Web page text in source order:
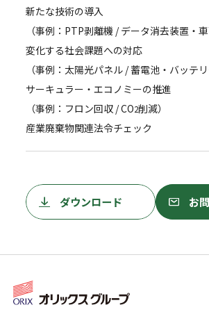
新たな技術の導入
（事例：PTP剥離機 / データ消去装置・車
変化する社会課題への対応
（事例：太陽光パネル / 蓄電池・バッテリ
サーキュラー・エコノミーの推進
（事例：フロン回収 / CO2削減）
産業廃棄物関連法令チェック
ダウンロード
ダウンロード
お